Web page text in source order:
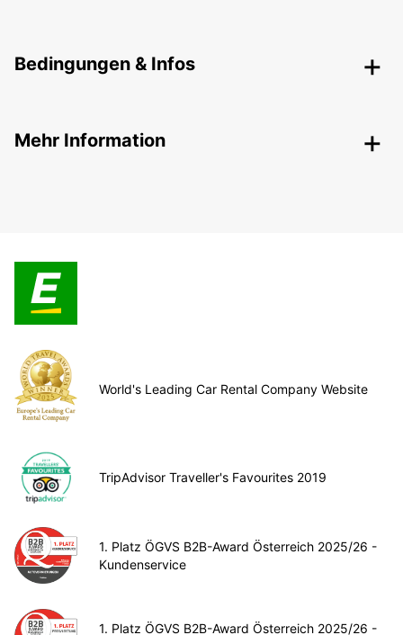
Bedingungen & Infos
Mehr Information
World's Leading Car Rental Company Website
TripAdvisor Traveller's Favourites 2019
1. Platz ÖGVS B2B-Award Österreich 2025/26 -
Kundenservice
1. Platz ÖGVS B2B-Award Österreich 2025/26 -